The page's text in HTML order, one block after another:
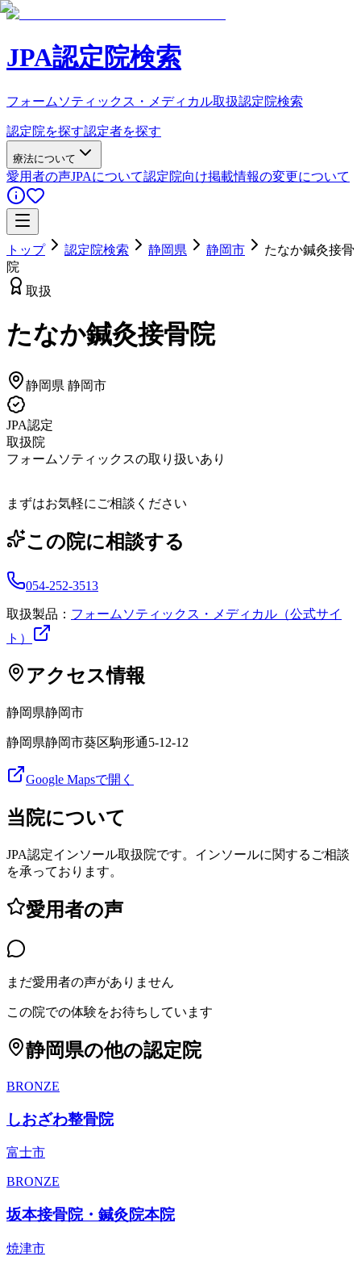
JPA認定院検索
フォームソティックス・メディカル取扱認定院検索
認定院を探す認定者を探す
療法について
愛用者の声JPAについて認定院向け掲載情報の変更について
トップ 認定院検索 静岡県 静岡市
たなか鍼灸接骨
院
取扱
たなか鍼灸接骨院
静岡県 静岡市
JPA認定
取扱院
フォームソティックスの取り扱いあり
まずはお気軽にご相談ください
この院に相談する
054-252-3513
取扱製品： フォームソティックス・メディカル（公式サイ
ト）
アクセス情報
静岡県静岡市
静岡県静岡市葵区駒形通5-12-12
Google Mapsで開く
当院について
JPA認定インソール取扱院です。インソールに関するご相談
を承っております。
愛用者の声
まだ愛用者の声がありません
この院での体験をお待ちしています
静岡県の他の認定院
BRONZE
しおざわ整骨院
富士市
BRONZE
坂本接骨院・鍼灸院本院
焼津市